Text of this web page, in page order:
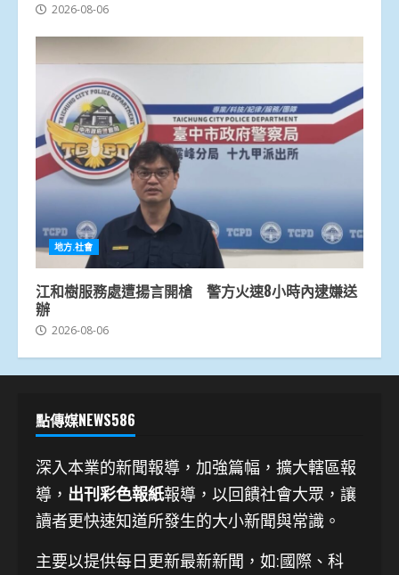
2026-08-06
地方.社會
江和樹服務處遭揚言開槍 警方火速8小時內逮嫌送
辦
2026-08-06
點傳媒NEWS586
深入本業的新聞報導，加強篇幅，擴大轄區報
導， 出刊彩色報紙報導，以回饋社會大眾，讓
讀者更快速知道所發生的大小新聞與常識。
主要以提供每日更新最新新聞 ，如:國際、科